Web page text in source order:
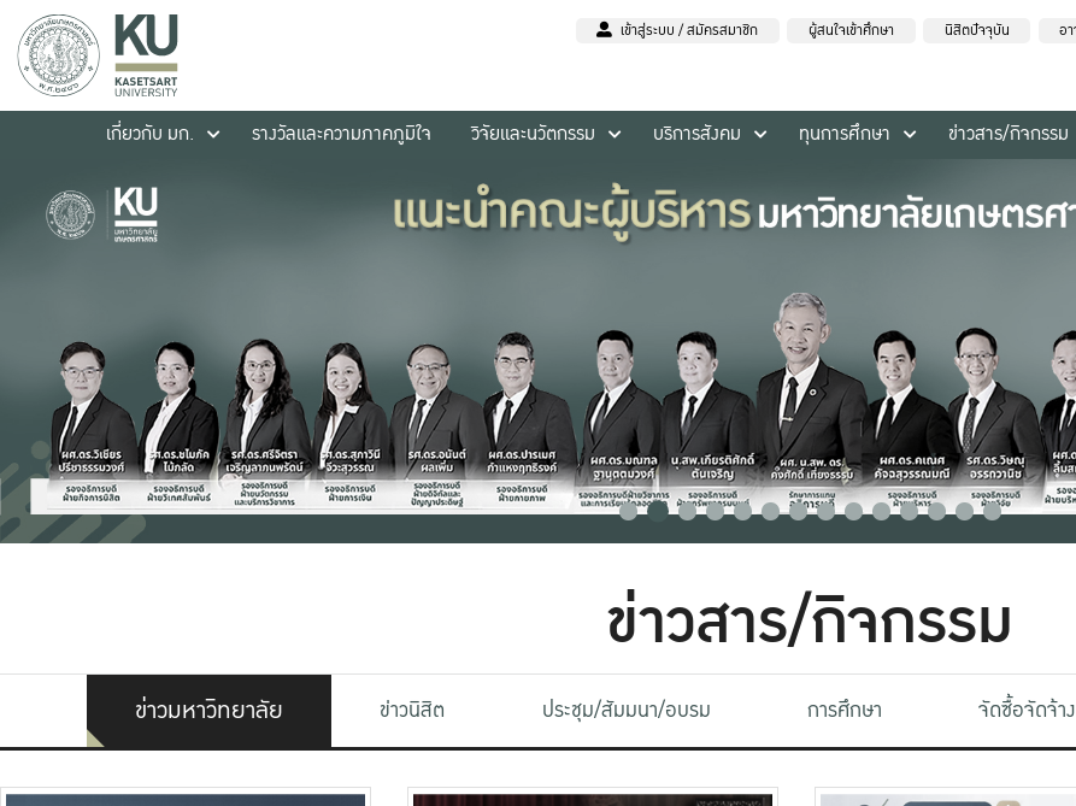
เข้าสู่ระบบ / สมัครสมาชิก ผู้สนใจเข้าศึกษา นิสิตปัจจุบัน อ
เกี่ยวกับ มก.
รางวัลและความภาคภูมิใจ วิจัยและนวัตกรรม บริการสังคม ทุนการศึกษา ข่าวสาร/กิจกรรม
ข่าวสาร/กิจกรรม
ข่าวมหาวิทยาลัย ข่าวนิสิต ประชุม/สัมมนา/อบรม การศึกษา จัดซื้อจัดจ้าง